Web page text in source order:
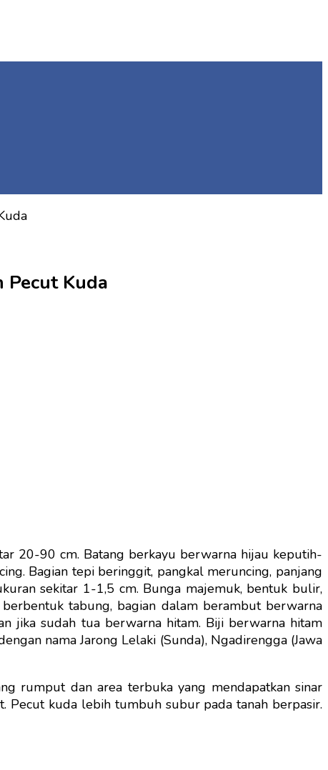
Pecut Kuda
20-90 cm. Batang berkayu berwarna hijau keputih-
Bagian tepi beringgit, pangkal meruncing, panjang
sekitar 1-1,5 cm. Bunga majemuk, bentuk bulir,
tabung, bagian dalam berambut berwarna
jika sudah tua berwarna hitam. Biji berwarna hitam
nama Jarong Lelaki (Sunda), Ngadirengga (Jawa
rumput dan area terbuka yang mendapatkan sinar
Pecut kuda lebih tumbuh subur pada tanah berpasir.